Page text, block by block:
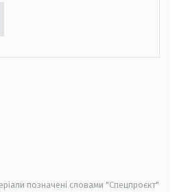
позначені словами "Спецпроєкт"